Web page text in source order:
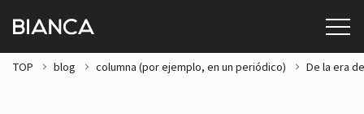
TOP blog columna (por ejemplo, en un periódico) De la era